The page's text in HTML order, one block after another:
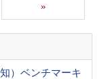
»
）ベンチマーキ